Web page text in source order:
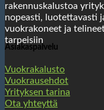
rakennuskalustoa
nopeasti, luotettavasti
vuokrakoneet ja
tarpeisiin
Asiakaspalvelu
Vuokrakalusto
Vuokrausehdot
Yrityksen tarina
Ota yhteyttä